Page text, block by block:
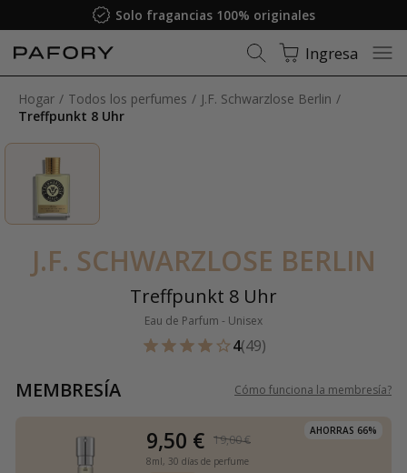
Solo fragancias 100% originales
Ingresa
Hogar Todos los perfumes
J.F. Schwarzlose Berlin
Treffpunkt 8 Uhr
J.F. SCHWARZLOSE BERLIN
Treffpunkt 8 Uhr
Eau de Parfum - Unisex
4(49)
MEMBRESÍA Cómo funciona la membresía?
AHORRAS 66%
9,50 € 19,00 €
8ml, 30 días de perfume